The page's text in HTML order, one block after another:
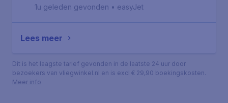
Tyne, Newcastle Airport
1u geleden gevonden • easyJet
Lees meer
Dit is het laagste tarief gevonden in de laatste 24 uur door
bezoekers van vliegwinkel.nl en is excl € 29,90 boekingskosten.
Meer info